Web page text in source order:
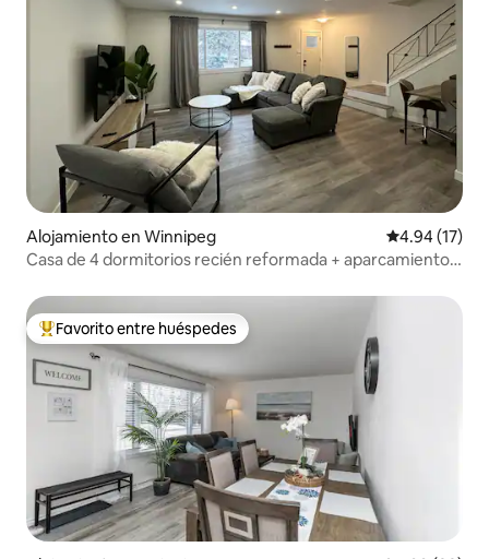
Alojamiento en Winnipeg Calificación
4.94 (17)
Casa de 4 dormitorios recién reformada + aparcamiento
Favorito entre huéspedes preferido
Favorito entre huéspedes